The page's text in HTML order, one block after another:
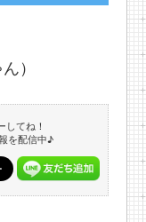
）
してね！
を配信中♪